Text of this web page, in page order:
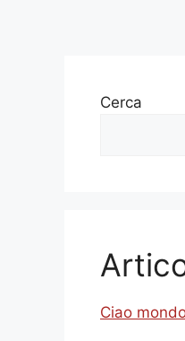
Cerca
Ciao